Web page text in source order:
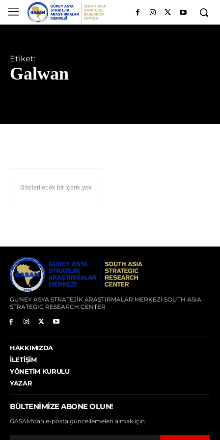
Etiket:
Galwan
Gösterilecek bir içerik yok
GÜNEY ASYA STRATEJİK ARAŞTIRMALAR MERKEZİ SOUTH ASIA
STRATEGIC RESEARCH CENTER
HAKKIMIZDA
İLETIŞIM
YÖNETIM KURULU
YAZAR
BÜLTENIMIZE ABONE OLUN!
GASAM'dan e-posta güncellemeleri almak için.